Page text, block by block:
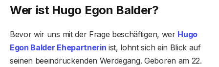
Wer ist Hugo Egon Balder?
Bevor wir uns mit der Frage beschäftigen, wer Hugo
Egon Balder Ehepartnerin ist, lohnt sich ein Blick auf
seinen beeindruckenden Werdegang. Geboren am 22.